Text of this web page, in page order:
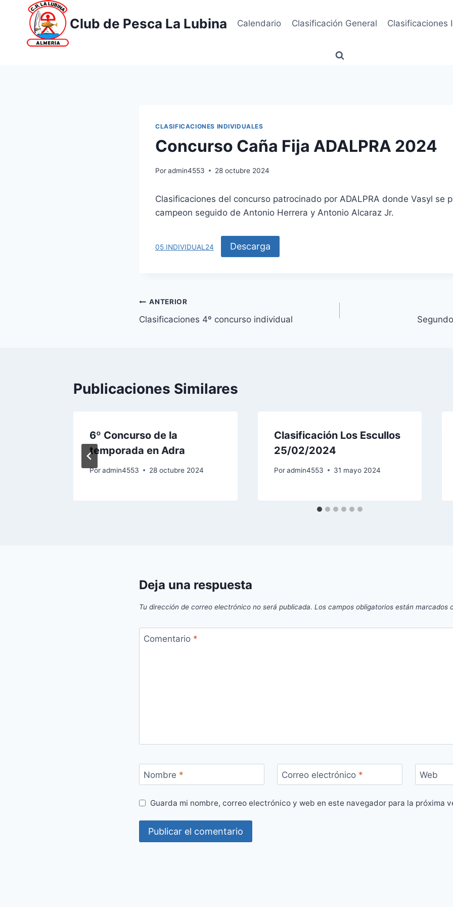
contenido
Club de Pesca La Lubina Calendario Clasificación General Clasificaciones
CLASIFICACIONES INDIVIDUALES
Concurso Caña Fija ADALPRA 2024
Poradmin4553 28 octubre 2024
Clasificaciones del concurso patrocinado por ADALPRA donde Vasyl se
campeon seguido de Antonio Herrera y Antonio Alcaraz Jr.
05 INDIVIDUAL24 Descarga
Navegación
de
ANTERIOR
Clasificaciones 4º concurso individual
Publicaciones Similares
6º Concurso de la
temporada en Adra
Poradmin4553 28 octubre 2024
Clasificación Los Escullos
25/02/2024
Por admin4553 31 mayo 2024
Deja una respuesta
Tu dirección de correo electrónico no será publicada. Los campos obligatorios están marcados
Comentario *
Nombre * Correo electrónico * Web
Guarda mi nombre, correo electrónico y web en este navegador para la próxima